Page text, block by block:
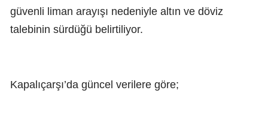
güvenli liman arayışı nedeniyle altın ve döviz
talebinin sürdüğü belirtiliyor.
Kapalıçarşı’da güncel verilere göre;